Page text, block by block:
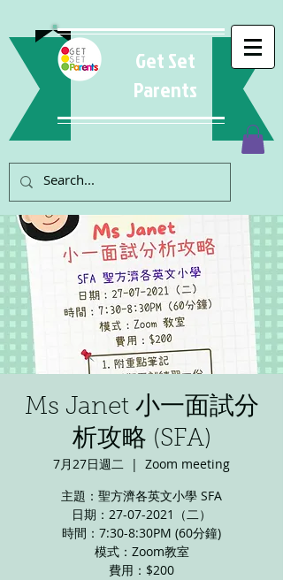
Get Set
Parents
Ms Janet 小一面試分
析攻略 (SFA)
7月27日週二
  |
Zoom meeting
主題：聖方濟各英文小學 SFA
日期：27-07-2021（二）
時間：7:30-8:30PM (60分鐘)
模式：Zoom教室
費用：$200